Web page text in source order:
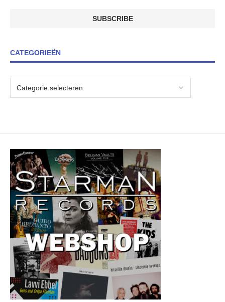
CATEGORIEËN